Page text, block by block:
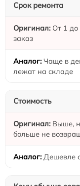
Срок ремонта
От 1 до
заказ
Чаще в
лежат на складе
Стоимость
Выше,
больше не
Дешевле